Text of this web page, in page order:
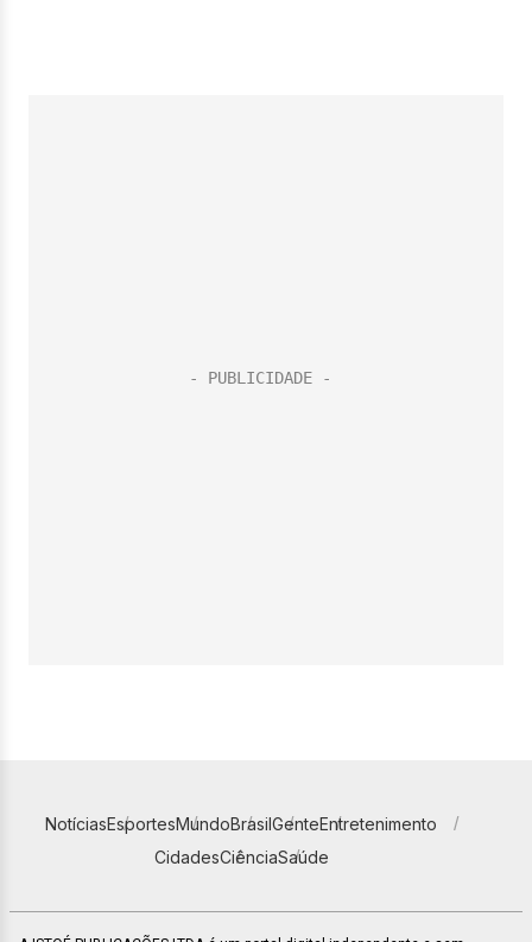
NotíciasEsportesMundoBrasilGenteEntretenimento
CidadesCiênciaSaúde